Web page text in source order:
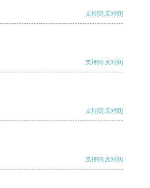
支持[0] 反对[0]
支持[0] 反对[0]
支持[0] 反对[0]
支持[0] 反对[0]